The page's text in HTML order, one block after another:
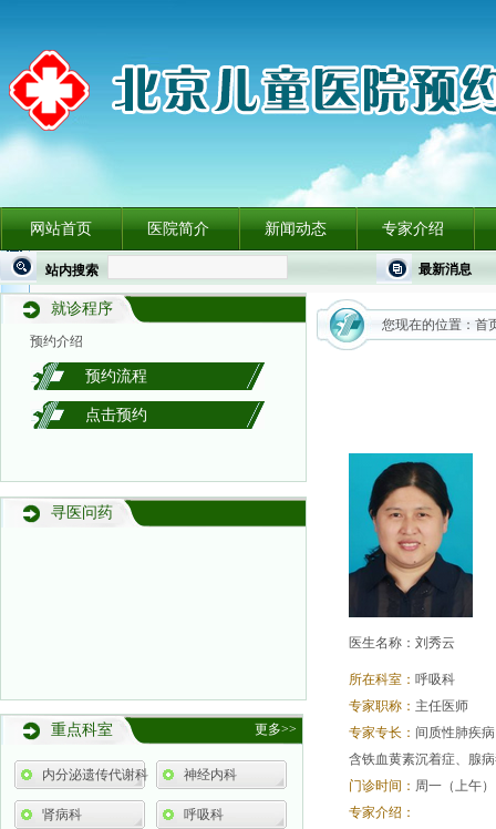
最新消息
站内搜索
网站首页 医院简介 新闻动态 专家介绍
就诊程序
重点科室 更多>>
预约介绍
预约流程
点击预约
寻医问药
内分泌遗传代谢科 神经内科
肾病科 呼吸科
您现在的位置： 首
医生名称：刘秀云
所在科室： 呼吸科
专家职称： 主任医师
专家专长： 间质性肺疾
含铁血黄素沉着症、腺
门诊时间： 周一（上午
专家介绍：